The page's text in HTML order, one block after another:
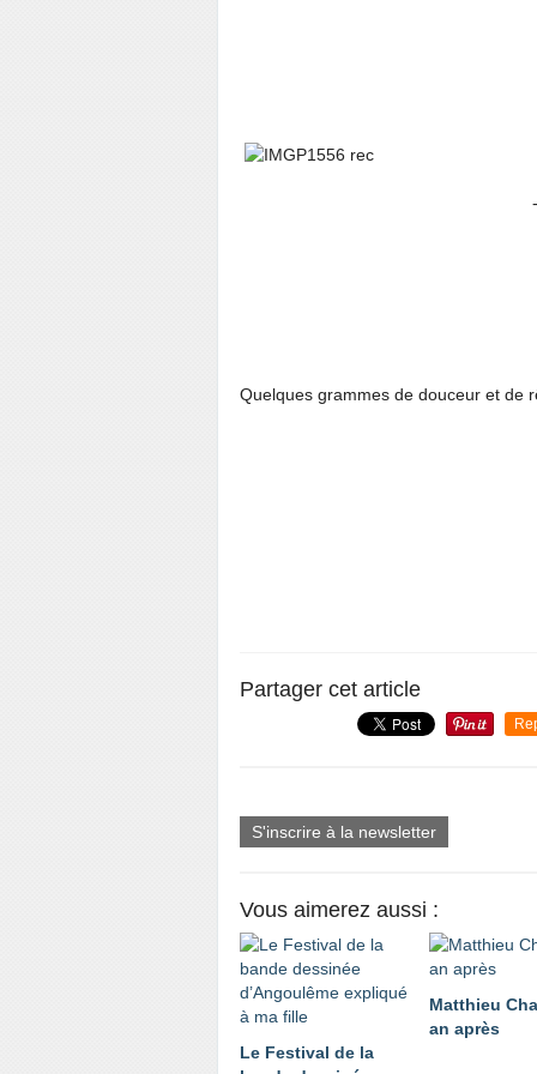
- They did
Quelques grammes de douceur et de
Partager cet article
S'inscrire à la newsletter
Vous aimerez aussi :
Le Festival de la
Matthieu
an après